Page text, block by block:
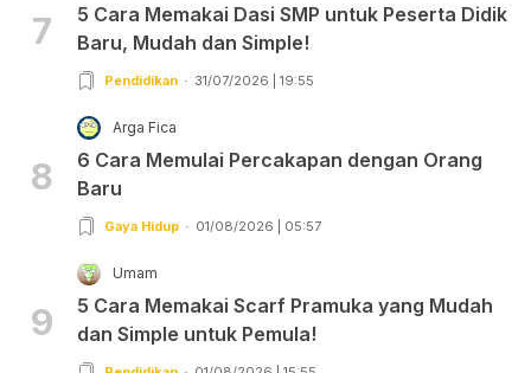
7
5 Cara Memakai Dasi SMP untuk Peserta Didik
Baru, Mudah dan Simple!
Pendidikan 31/07/2026 | 19:55
8
Arga Fica
6 Cara Memulai Percakapan dengan Orang
Baru
Gaya Hidup 01/08/2026 | 05:57
9
Umam
5 Cara Memakai Scarf Pramuka yang Mudah
dan Simple untuk Pemula!